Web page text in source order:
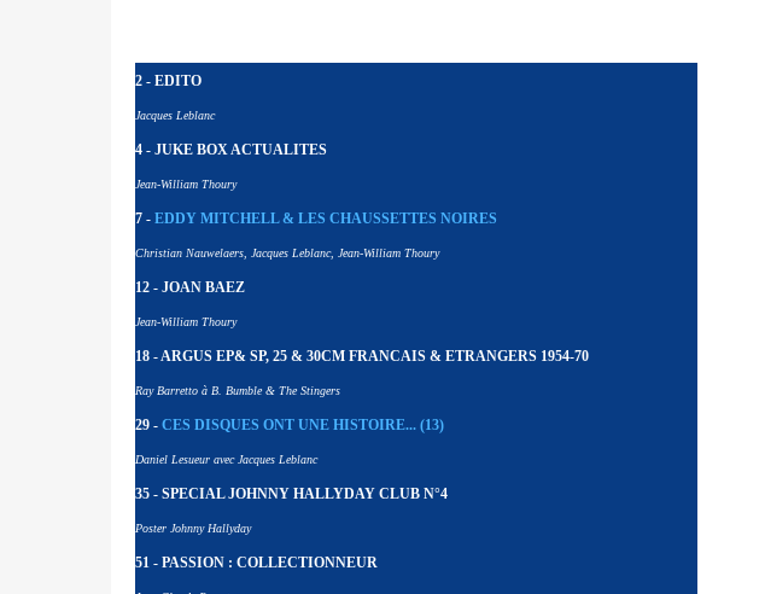
2 - EDITO
Jacques Leblanc
4 - JUKE BOX ACTUALITES
Jean-William Thoury
7 - EDDY MITCHELL & LES CHAUSSETTES NOIRES
Christian Nauwelaers, Jacques Leblanc, Jean-William Thoury
12 - JOAN BAEZ
Jean-William Thoury
18 - ARGUS EP& SP, 25 & 30CM FRANCAIS & ETRANGERS 1954-70
Ray Barretto à B. Bumble & The Stingers
29 - CES DISQUES ONT UNE HISTOIRE... (13)
Daniel Lesueur avec Jacques Leblanc
35 - SPECIAL JOHNNY HALLYDAY CLUB N°4
Poster Johnny Hallyday
51 - PASSION : COLLECTIONNEUR